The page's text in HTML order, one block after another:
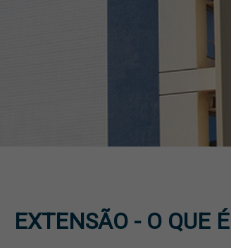
EXTENSÃO - O QUE É